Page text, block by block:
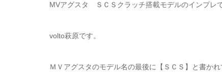
MVアグスタ ＳＣＳクラッチ搭載モデルのインプレで
volto萩原です。
ＭＶアグスタのモデル名の最後に【ＳＣＳ】と書かれ